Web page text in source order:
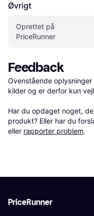
Øvrigt
Oprettet på
PriceRunner
Feedback
Ovenstående
kilder og er derfor kun
Har du opdaget noget,
produkt? Eller har du
eller rapporter problem.
PriceRunner